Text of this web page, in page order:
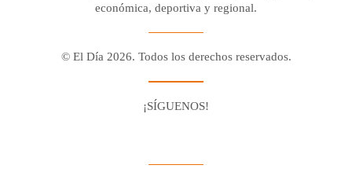
económica, deportiva y regional.
© El Día 2026. Todos los derechos reservados.
¡SÍGUENOS!